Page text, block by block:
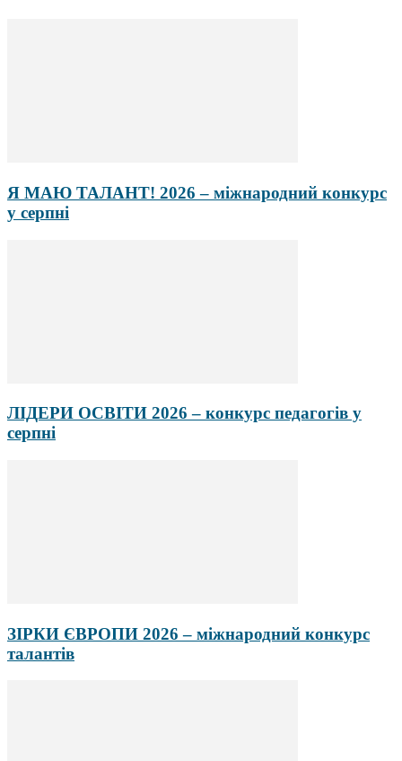
Я МАЮ ТАЛАНТ! 2026 – міжнародний конкурс
у серпні
ЛІДЕРИ ОСВІТИ 2026 – конкурс педагогів у
серпні
ЗІРКИ ЄВРОПИ 2026 – міжнародний конкурс
талантів